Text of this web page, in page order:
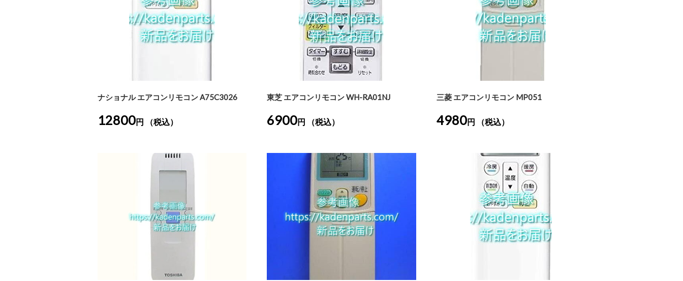
ナショナル エアコンリモコン A75C3026
12800円 （税込）
東芝 エアコンリモコン WH-RA01NJ
6900円 （税込）
三菱 エアコンリモコン MP051
4980円 （税込）